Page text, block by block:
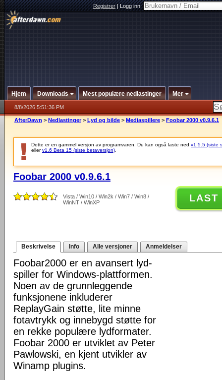
Registrer|Logg inn:
Hjem Downloads Mest populære nedlastinger Mer
8/8/2026 5:51:36 PM
AfterDawn > Nedlastinger > Lyd og bilde > Mediaspillere > Foobar 2000 v0.9.6.1
Dette er en gammel versjon av programvaren. Du kan også laste ned v1.5.5 (siste
ellerv1.6 Beta 15 (siste betaversjon)
Foobar 2000 v0.9.6.1
Vista / Win10 / Win2k / Win7 / Win8 /
WinNT / WinXP
LAST
Beskrivelse Info Alle versjoner Anmeldelser
Foobar2000 er en avansert lyd-
spiller for Windows-plattformen.
Noen av de grunnleggende
funksjonene inkluderer
ReplayGain støtte, lite minne
fotavtrykk og innebygd støtte for
en rekke populære lydformater.
Foobar 2000 er utviklet av Peter
Pawlowski, en kjent utvikler av
Winamp plugins.